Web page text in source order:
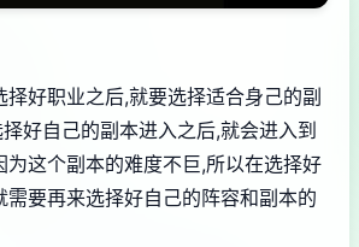
好职业之后,就要选择适合身己的副
好自己的副本进入之后,就会进入到
为这个副本的难度不巨,所以在选择好
需要再来选择好自己的阵容和副本的